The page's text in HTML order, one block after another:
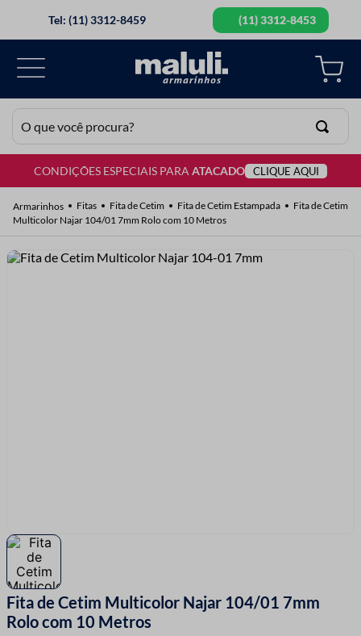
Tel: (11) 3312-8459 (11) 3312-8453
O que você procura?
CONDIÇÕES ESPECIAIS PARAATACADO CLIQUE AQUI
Fitas Fita de Cetim Fita de Cetim Estampada
Fita de Cetim
Multicolor Najar 104/01 7mm Rolo com 10 Metros
Fita de Cetim Multicolor Najar 104/01 7mm
Rolo com 10 Metros
TERMOS MAIS BUSCADOS
2º
barbante
3º
botão